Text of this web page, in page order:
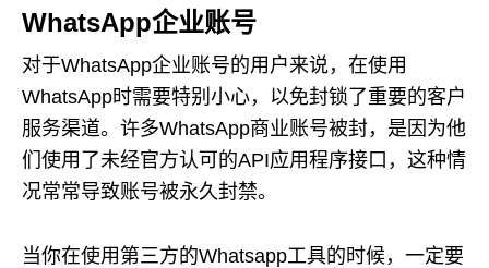
WhatsApp企业账号
对于WhatsApp企业账号的用户来说，在使用
WhatsApp时需要特别小心，以免封锁了重要的客户
服务渠道。许多WhatsApp商业账号被封，是因为他
们使用了未经官方认可的API应用程序接口，这种情
况常常导致账号被永久封禁。
当你在使用第三方的Whatsapp工具的时候，一定要